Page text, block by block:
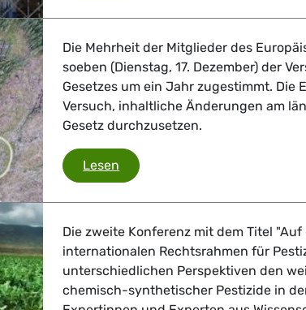
Die Mehrheit der Mitglieder des
soeben (Dienstag, 17. Dezember) der
Gesetzes um ein Jahr zugestimmt. Die
Versuch, inhaltliche Änderungen am
Gesetz durchzusetzen.
Lesen EVP scheitert mit Attacke
Die zweite Konferenz mit dem Titel "Auf
internationalen Rechtsrahmen für
unterschiedlichen Perspektiven den
chemisch-synthetischer Pestizide in